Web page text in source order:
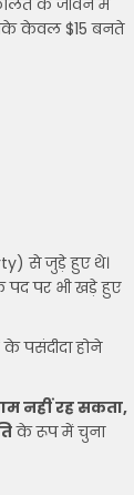
के जीवन में
केवल $15 बनते
से जुड़े हुए थे।
पर भी खड़े हुए
पसंदीदा होने
नहीं रह सकता,
के रूप में चुना